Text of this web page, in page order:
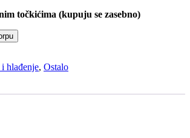
točkićima (kupuju se zasebno)
hlađenje, Ostalo